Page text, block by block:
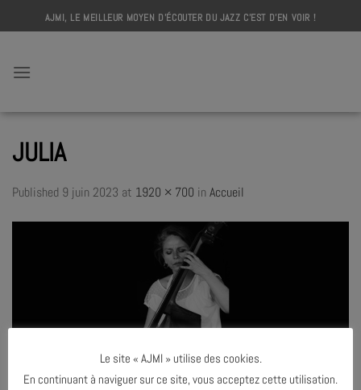
to
AJMI, LE MEILLEUR MOYEN D'ÉCOUTER DU JAZZ C'EST D'EN VOIR !
JULIA
Published 9 juin 2023 at 1920 × 700 in Accueil
Both comments and trackbacks are currently closed.
Le site « AJMI » utilise des cookies.
En continuant à naviguer sur ce site, vous acceptez cette utilisation.